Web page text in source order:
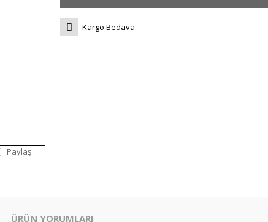
Paylaş
Kargo Bedava
ÜRÜN YORUMLARI